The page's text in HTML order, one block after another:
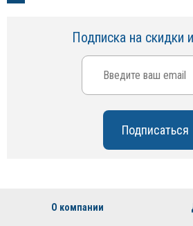
Подписка на скидки
О компании